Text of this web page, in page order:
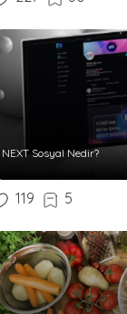
NEXT Sosyal Nedir?
119 5